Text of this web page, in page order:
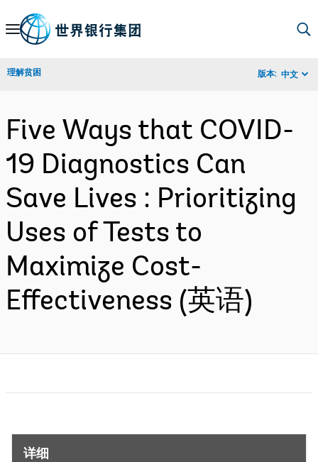
Skip
Navigation
理解贫困 版本: 中文
Five Ways that COVID-
19 Diagnostics Can
Save Lives : Prioritizing
Uses of Tests to
Maximize Cost-
Effectiveness (英语)
详细